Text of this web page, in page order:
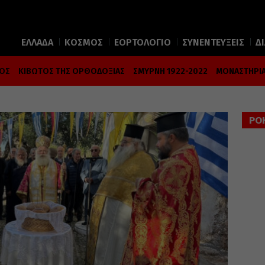
ΕΛΛΑΔΑ ΚΟΣΜΟΣ ΕΟΡΤΟΛΟΓΙΟ ΣΥΝΕΝΤΕΥΞΕΙΣ
ΚΙΒΩΤΟΣ ΤΗΣ ΟΡΘΟΔΟΞΙΑΣ ΣΜΥΡΝΗ 1922-2022